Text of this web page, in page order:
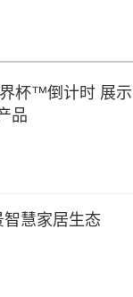
杯™倒计时 展示
品
慧家居生态